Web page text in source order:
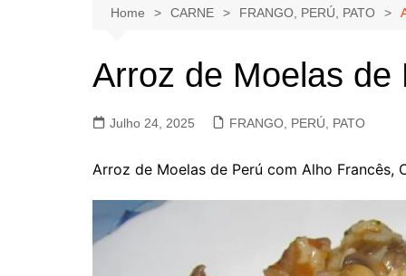
FRANGO, PERÚ, PATO
VACA, VITELA, NOVILHO
POLVO, LULAS, CHOCO
BISCOITOS
PASTEIS,
CUPCAKES
Home CARNE FRANGO, PERÚ, PATO
Arroz de Moelas
Julho 24, 2025 FRANGO, PERÚ, PATO
Arroz de Moelas de Perú com Alho Francês,